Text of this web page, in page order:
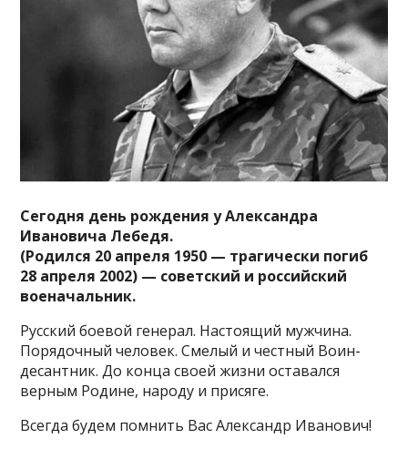
Сегодня день рождения у Александра
Ивановича Лебедя.
(Родился 20 апреля 1950 — трагически погиб
28 апреля 2002) — советский и российский
военачальник.
Русский боевой генерал. Настоящий мужчина.
Порядочный человек. Смелый и честный Воин-
десантник. До конца своей жизни оставался
верным Родине, народу и присяге.
Всегда будем помнить Вас Александр Иванович!